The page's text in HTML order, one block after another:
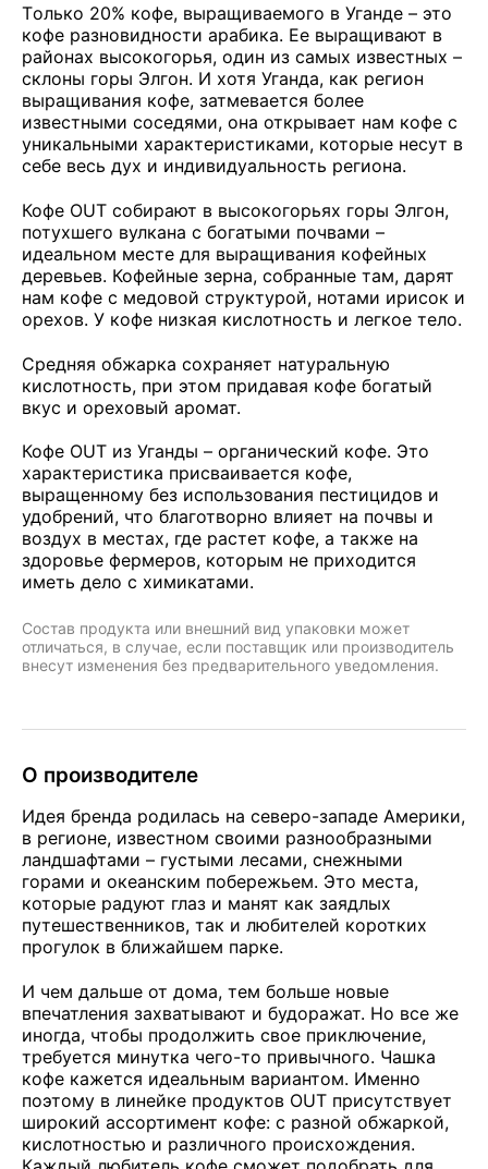
Tолько 20% кофе, выращиваемого в Уганде – это
кофе разновидности арабика. Ее выращивают в
районах высокогорья, один из самых известных –
склоны горы Элгон. И хотя Уганда, как регион
выращивания кофе, затмевается более
известными соседями, она открывает нам кофе с
уникальными характеристиками, которые несут в
себе весь дух и индивидуальность региона.
Кофе OUT собирают в высокогорьях горы Элгон,
потухшего вулкана с богатыми почвами –
идеальном месте для выращивания кофейных
деревьев. Кофейные зерна, собранные там, дарят
нам кофе с медовой структурой, нотами ирисок и
орехов. У кофе низкая кислотность и легкое тело.
Средняя обжарка сохраняет натуральную
кислотность, при этом придавая кофе богатый
вкус и ореховый аромат.
Кофе OUT из Уганды – органический кофе. Это
характеристика присваивается кофе,
выращенному без использования пестицидов и
удобрений, что благотворно влияет на почвы и
воздух в местах, где растет кофе, а также на
здоровье фермеров, которым не приходится
иметь дело с химикатами.
Состав продукта или внешний вид упаковки может
отличаться, в случае, если поставщик или производитель
внесут изменения без предварительного уведомления.
О производителе
Идея бренда родилась на северо-западе Америки,
в регионе, известном своими разнообразными
ландшафтами – густыми лесами, снежными
горами и океанским побережьем. Это места,
которые радуют глаз и манят как заядлых
путешественников, так и любителей коротких
прогулок в ближайшем парке.
И чем дальше от дома, тем больше новые
впечатления захватывают и будоражат. Но все же
иногда, чтобы продолжить свое приключение,
требуется минутка чего-то привычного. Чашка
кофе кажется идеальным вариантом. Именно
поэтому в линейке продуктов OUT присутствует
широкий ассортимент кофе: с разной обжаркой,
кислотностью и различного происхождения.